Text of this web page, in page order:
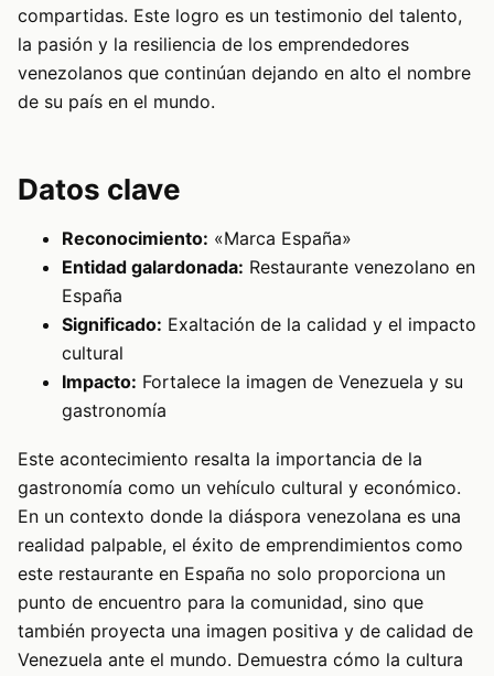
compartidas. Este logro es un testimonio del talento,
la pasión y la resiliencia de los emprendedores
venezolanos que continúan dejando en alto el nombre
de su país en el mundo.
Datos clave
Reconocimiento: «Marca España»
Entidad galardonada: Restaurante venezolano en
España
Significado: Exaltación de la calidad y el impacto
cultural
Impacto: Fortalece la imagen de Venezuela y su
gastronomía
Este acontecimiento resalta la importancia de la
gastronomía como un vehículo cultural y económico.
En un contexto donde la diáspora venezolana es una
realidad palpable, el éxito de emprendimientos como
este restaurante en España no solo proporciona un
punto de encuentro para la comunidad, sino que
también proyecta una imagen positiva y de calidad de
Venezuela ante el mundo. Demuestra cómo la cultura